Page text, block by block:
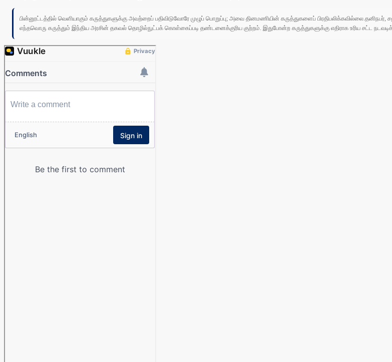
பின்னூட்டத்தில் வெளியாகும் கருத்துகளுக்கு அவற்றைப் பதிவிடுவோரே முழுப் பொறுப்பு; அவை தினமணியின் கருத்துகளைப்
எந்தவொரு கருத்தும் இந்திய அரசின் தகவல் தொழில்நுட்பக் கொள்கைப்படி தண்டனைக்குரிய குற்றம். இதுபோன்ற கருத்துகளுக்கு எதிராக உரிய சட்ட